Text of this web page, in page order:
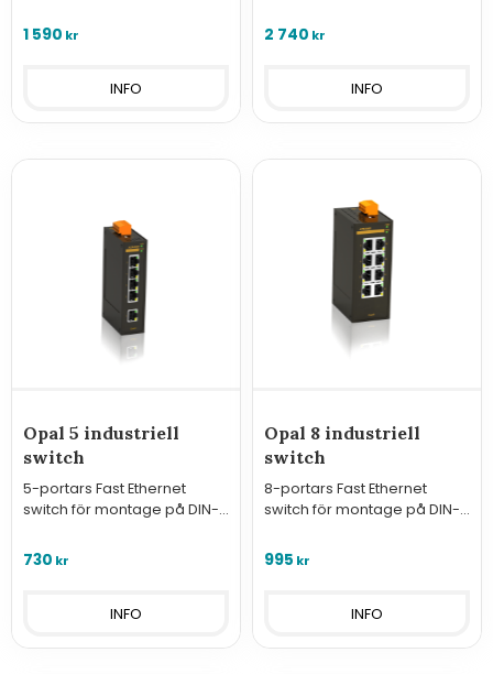
1 590 kr
INFO
2 740 kr
INFO
Opal 5 industriell
switch
5-portars Fast Ethernet
switch för montage på DIN-
730 kr
INFO
Opal 8 industriell
switch
8-portars Fast Ethernet
switch för montage på DIN-
995 kr
INFO